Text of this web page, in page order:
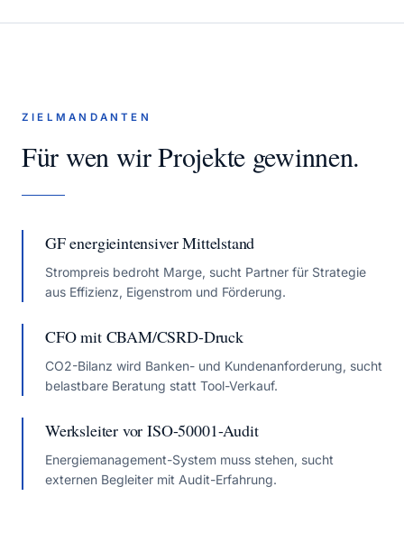
ZIELMANDANTEN
Für wen wir Projekte gewinnen.
GF energieintensiver Mittelstand
Strompreis bedroht Marge, sucht Partner für Strategie
aus Effizienz, Eigenstrom und Förderung.
CFO mit CBAM/CSRD-Druck
CO2-Bilanz wird Banken- und Kundenanforderung, sucht
belastbare Beratung statt Tool-Verkauf.
Werksleiter vor ISO-50001-Audit
Energiemanagement-System muss stehen, sucht
externen Begleiter mit Audit-Erfahrung.